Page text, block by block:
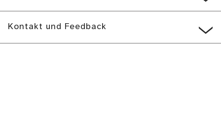
Kontakt und Feedback